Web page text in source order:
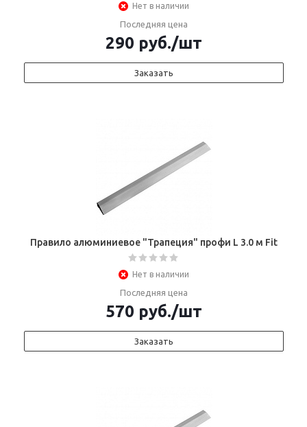
Нет в наличии
Последняя цена
290 руб./шт
Заказать
Правило алюминиевое "Трапеция" профи L 3.0 м Fit
Нет в наличии
Последняя цена
570 руб./шт
Заказать